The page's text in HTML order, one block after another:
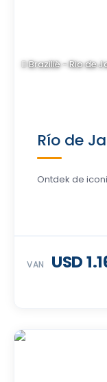
Brazilië - Rio de
Río de
Ontdek de
VAN USD